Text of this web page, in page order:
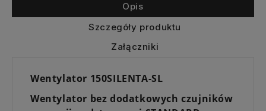
Opis
Szczegóły produktu
Załączniki
Wentylator 150SILENTA-SL
Wentylator bez dodatkowych czujników